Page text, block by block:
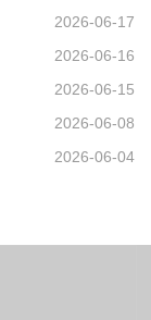
2026-06-17
2026-06-16
2026-06-15
2026-06-08
2026-06-04